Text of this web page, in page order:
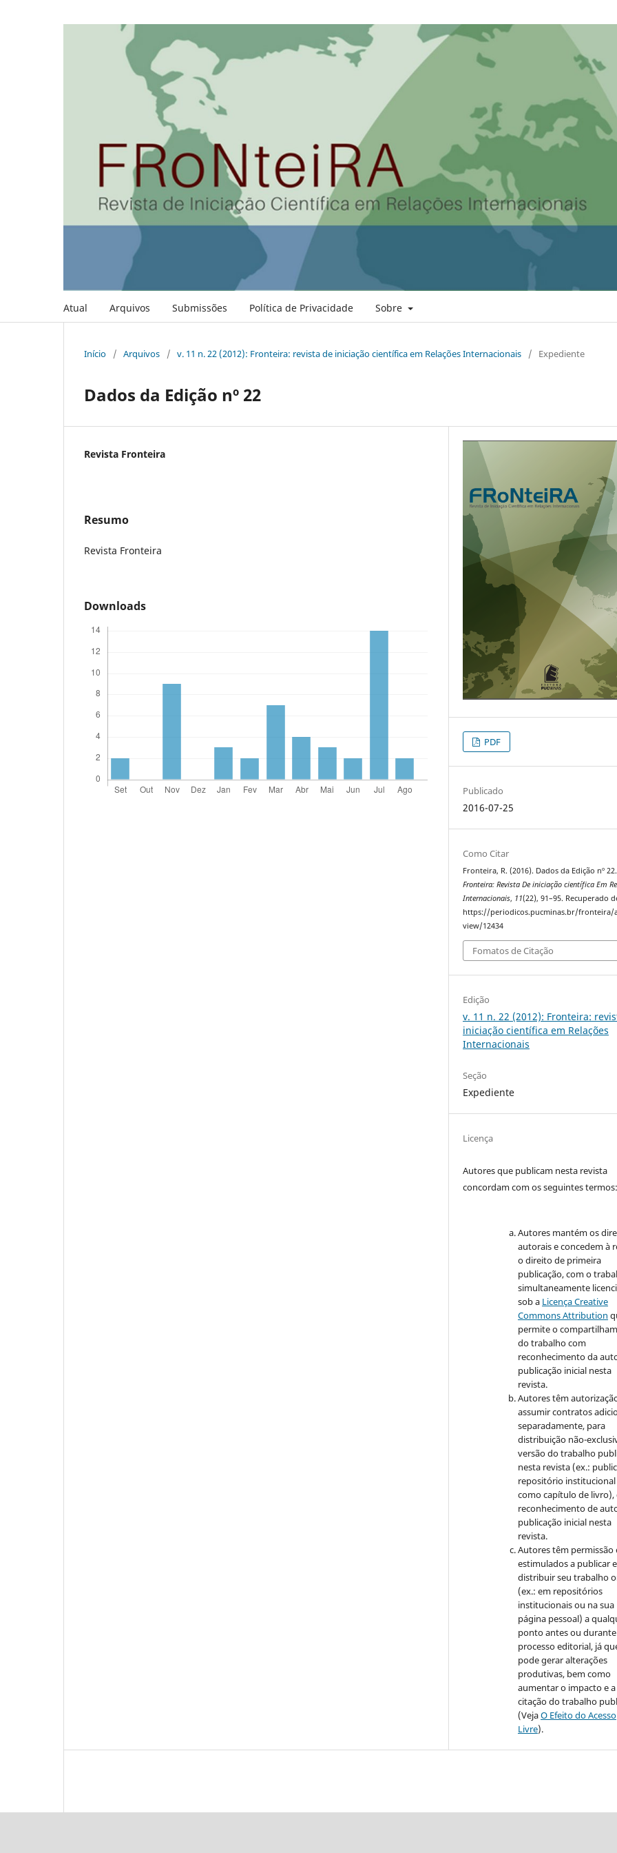
Atual Arquivos Submissões Política de Privacidade Sobre
Início / Arquivos / v. 11 n. 22 (2012): Fronteira: revista de iniciação científica em Relações Internacionais / Expediente
Dados da Edição nº 22
Revista Fronteira
Resumo
Revista Fronteira
Downloads
PDF
Publicado
2016-07-25
Como Citar
Fronteira, R. (2016). Dados da Edição nº 22.
Fronteira: Revista De iniciação científica Em
Internacionais, 11(22), 91–95. Recuperado
https://periodicos.pucminas.br/fronteira/
view/12434
Fomatos de Citação
Edição
v. 11 n. 22 (2012): Fronteira:
iniciação científica em Relações
Internacionais
Seção
Expediente
Licença
Autores que publicam nesta revista
concordam com os seguintes termos:
Autores mantém os
autorais e concedem à
o direito de primeira
publicação, com o
simultaneamente
sob a Licença Creative
Commons Attribution
permite o
do trabalho com
reconhecimento da
publicação inicial nesta
revista.
Autores têm
assumir contratos
separadamente, para
distribuição não-
versão do trabalho
nesta revista (ex.:
repositório institucional
como capítulo de livro),
reconhecimento de
publicação inicial nesta
revista.
Autores têm permissão
estimulados a publicar e
distribuir seu trabalho
(ex.: em repositórios
institucionais ou na sua
página pessoal) a
ponto antes ou
processo editorial, já
pode gerar alterações
produtivas, bem como
aumentar o impacto e a
citação do trabalho
(VejaO Efeito do Acesso
Livre).